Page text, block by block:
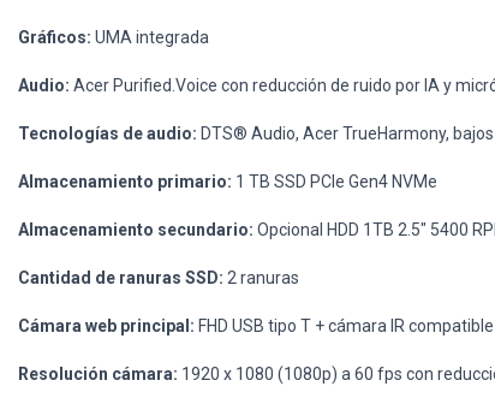
Gráficos: UMA integrada
Audio: Acer Purified.Voice con reducción de ruido por IA y
Tecnologías de audio: DTS® Audio, Acer TrueHarmony,
Almacenamiento primario: 1 TB SSD PCIe Gen4 NVMe
Almacenamiento secundario: Opcional HDD 1TB 2.5" 5400
Cantidad de ranuras SSD: 2 ranuras
Cámara web principal: FHD USB tipo T + cámara IR
Resolución cámara: 1920 x 1080 (1080p) a 60 fps con